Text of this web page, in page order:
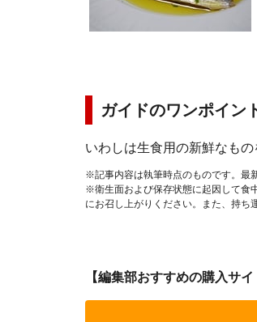
ガイドのワンポイン
いわしは生食用の新鮮なも
※記事内容は執筆時点のものです。最
※衛生面および保存状態に起因して食
にお召し上がりください。また、持ち
【編集部おすすめの購入サイ